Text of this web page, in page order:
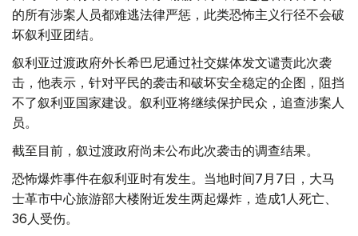
的所有涉案人员都难逃法律严惩，此类恐怖主义行径不会破
坏叙利亚团结。
叙利亚过渡政府外长希巴尼通过社交媒体发文谴责此次袭
击，他表示，针对平民的袭击和破坏安全稳定的企图，阻挡
不了叙利亚国家建设。叙利亚将继续保护民众，追查涉案人
员。
截至目前，叙过渡政府尚未公布此次袭击的调查结果。
恐怖爆炸事件在叙利亚时有发生。当地时间7月7日，大马
士革市中心旅游部大楼附近发生两起爆炸，造成1人死亡、
36人受伤。